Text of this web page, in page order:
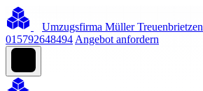
Umzugsfirma Müller Treuenbrietzen
015792648494 Angebot anfordern